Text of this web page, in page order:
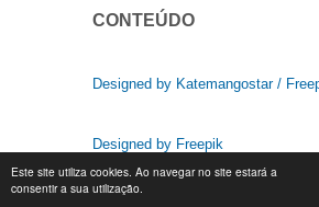
Este site utiliza cookies. Ao navegar no site estará a
consentir a sua utilização.
CONTEÚDO
Designed by Katemangostar /
Designed by Freepik